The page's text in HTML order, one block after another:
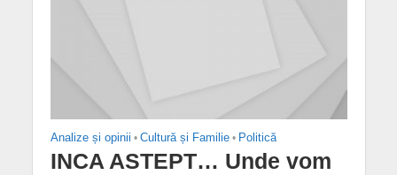
Analize și opinii • Cultură și Familie • Politică
INCA ASTEPT… Unde vom